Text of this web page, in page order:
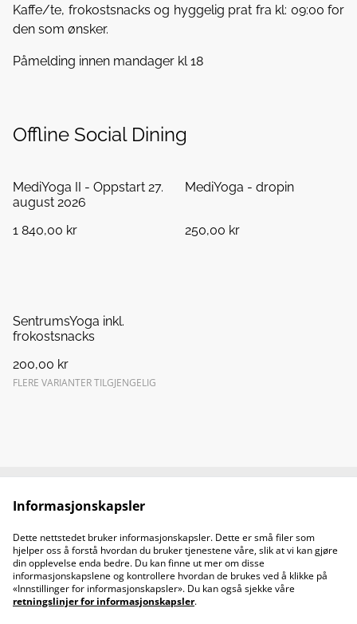
Kaffe/te, frokostsnacks og hyggelig prat fra kl: 09:00 for
den som ønsker.
Påmelding innen mandager kl 18
Offline Social Dining
MediYoga II - Oppstart 27.
august 2026
1 840,00 kr
MediYoga - dropin
250,00 kr
SentrumsYoga inkl.
frokostsnacks
200,00 kr
FLERE VARIANTER TILGJENGELIG
Kontakt oss
informasjonskapsler
Åpningstider
Informasjonskapsler
Dette nettstedet bruker informasjonskapsler. Dette er små filer som
hjelper oss å forstå hvordan du bruker tjenestene våre, slik at vi kan gjøre
din opplevelse enda bedre. Du kan finne ut mer om disse
informasjonskapslene og kontrollere hvordan de brukes ved å klikke på
«Innstillinger for informasjonskapsler». Du kan også sjekke våre
retningslinjer for informasjonskapsler.